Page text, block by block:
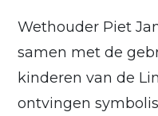
Wethouder Piet
samen met de
kinderen van de
ontvingen